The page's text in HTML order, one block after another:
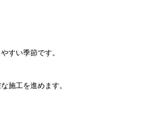
すい季節です。
施工を進めます。